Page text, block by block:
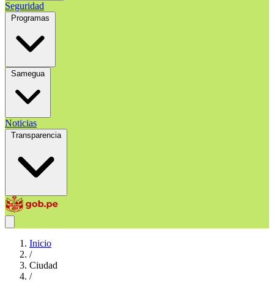
Seguridad
Programas
Samegua
Noticias
Transparencia
Inicio
/
Ciudad
/